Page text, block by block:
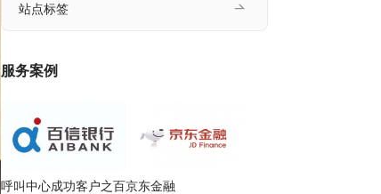
站点标签
服务案例
呼叫中心成功客户之百京东金融